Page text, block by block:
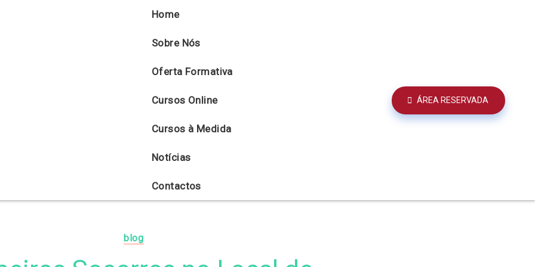
Home
Sobre Nós
Oferta Formativa
Cursos Online
Cursos à Medida
Notícias
Contactos
ÁREA RESERVADA
blog